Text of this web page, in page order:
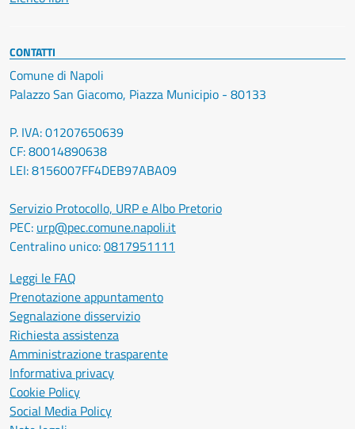
CONTATTI
Comune di Napoli
Palazzo San Giacomo, Piazza Municipio - 80133
P. IVA: 01207650639
CF: 80014890638
LEI: 8156007FF4DEB97ABA09
Servizio Protocollo, URP e Albo Pretorio
PEC: urp@pec.comune.napoli.it
Centralino unico:0817951111
Leggi le FAQ
Prenotazione appuntamento
Segnalazione disservizio
Richiesta assistenza
Amministrazione trasparente
Informativa privacy
Cookie Policy
Social Media Policy